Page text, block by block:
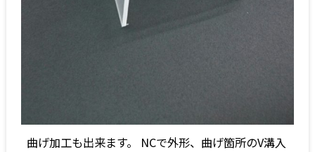
曲げ加工も出来ます。 NCで外形、曲げ箇所のV溝入